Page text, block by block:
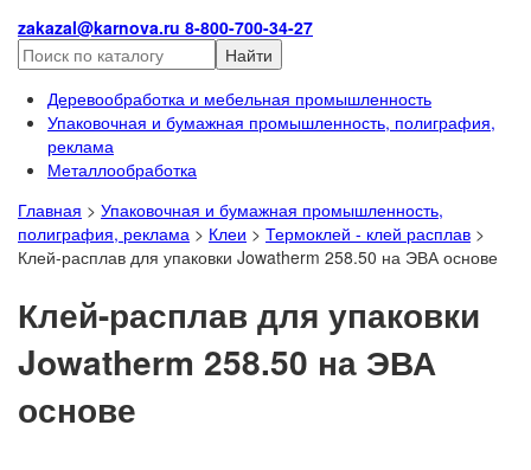
zakazal@karnova.ru 8-800-700-34-27
Найти
Деревообработка и мебельная промышленность
Упаковочная и бумажная промышленность, полиграфия,
реклама
Металлообработка
Главная > Упаковочная и бумажная промышленность,
полиграфия, реклама > Клеи > Термоклей - клей расплав >
Клей-расплав для упаковки Jowatherm 258.50 на ЭВА основе
Клей-расплав для упаковки
Jowatherm 258.50 на ЭВА
основе